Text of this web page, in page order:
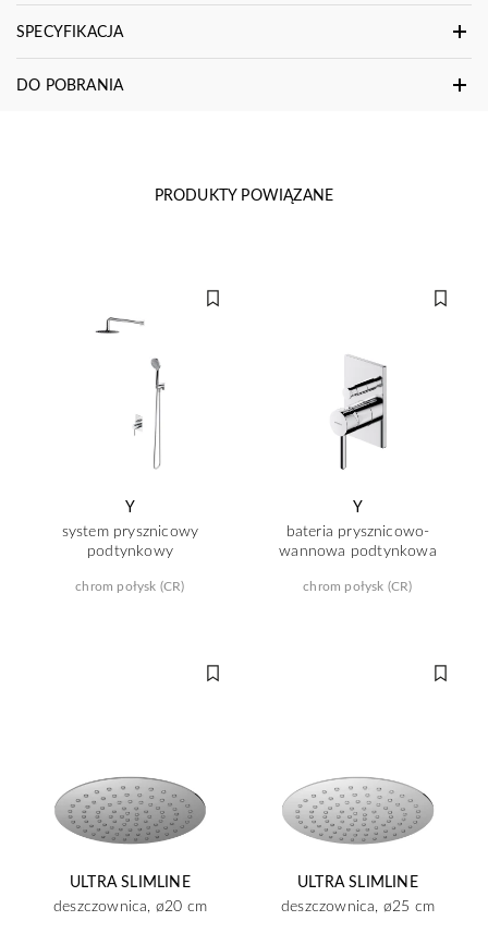
SPECYFIKACJA
DO POBRANIA
PRODUKTY POWIĄZANE
Y
system prysznicowy
podtynkowy
chrom połysk (CR)
Y
bateria prysznicowo-
wannowa podtynkowa
chrom połysk (CR)
ULTRA SLIMLINE
deszczownica, ø20 cm
ULTRA SLIMLINE
deszczownica, ø25 cm